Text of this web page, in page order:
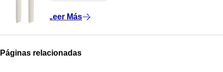
Leer Más
Páginas relacionadas